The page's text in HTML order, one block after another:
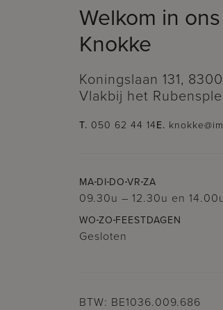
Welkom in
Knokke
Koningslaan 131,
Vlakbij het
T. 050 62 44 14E.
MA DI DO VR ZA
09.30u – 12.30u en
WO ZO FEESTDAGEN
Gesloten
BTW: BE1036.009.686